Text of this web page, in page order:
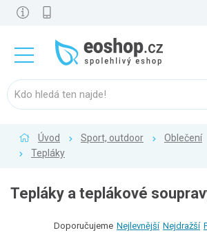
Úvod Sport, outdoor Oblečení
Tepláky
Tepláky a teplákové
Doporučujeme Nejlevnější Nejdražší